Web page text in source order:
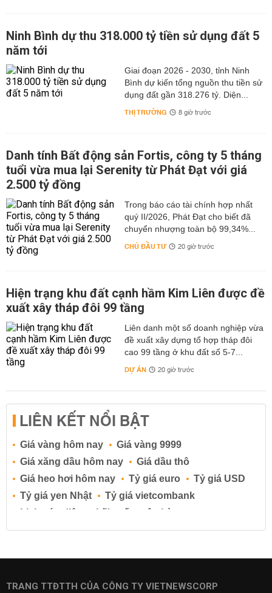
Ninh Bình dự thu 318.000 tỷ tiền sử dụng đất 5
năm tới
Giai đoạn 2026 - 2030, tỉnh Ninh
Bình dự kiến tổng nguồn thu tiền sử
dụng đất gần 318.276 tỷ. Diện...
THỊ TRƯỜNG 8 giờ trước
Danh tính Bất động sản Fortis, công ty 5 tháng
tuổi vừa mua lại Serenity từ Phát Đạt với giá
2.500 tỷ đồng
Trong báo cáo tài chính hợp nhất
quý II/2026, Phát Đạt cho biết đã
chuyển nhượng toàn bộ 99,34%...
CHỦ ĐẦU TƯ 20 giờ trước
Hiện trạng khu đất cạnh hầm Kim Liên được đề
xuất xây tháp đôi 99 tầng
Liên danh một số doanh nghiệp vừa
đề xuất xây dựng tổ hợp tháp đôi
cao 99 tầng ở khu đất số 5-7...
DỰ ÁN 20 giờ trước
LIÊN KẾT NỔI BẬT
Giá vàng hôm nay
Giá vàng 9999
Giá xăng dầu hôm nay
Giá dầu thô
Giá heo hơi hôm nay
Tỷ giá euro
Tỷ giá USD
Tỷ giá yen Nhật
Tỷ giá vietcombank
Lịch cúp điện
Lãi suất ngân hàng
Lãi suất tiết kiệm
Lãi suất tiền gửi
Lãi suất ngân hàng BIDV
TRANG TTĐTTH CỦA CÔNG TY VIETNEWSCORP